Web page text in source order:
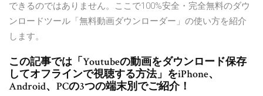
できるのではありません。ここで100%安全・完全無料のダウ
ンロードツール「無料動画ダウンローダー」の使い方を紹介
します。
この記事では「Youtubeの動画をダウンロード保存
してオフラインで視聴する方法」をiPhone、
Android、PCの3つの端末別でご紹介！